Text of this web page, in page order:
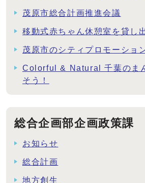
茂原市総合計画推進会議
移動式赤ちゃん休憩室を貸し
茂原市のシティプロモーショ
Colorful & Natural 千葉のま
そう！
総合企画部企画政策課
お知らせ
総合計画
地方創生